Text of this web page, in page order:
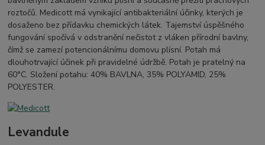
roztočů. Medicott má vynikající antibakteriální účinky, kterých je
dosaženo bez přídavku chemických látek. Tajemství úspěšného
fungování spočívá v odstranění nečistot z vláken přírodní bavlny,
čímž se zamezí potencionálnímu domovu plísní. Potah má
dlouhotrvající účinek při pravidelné údržbě. Potah je pratelný na
60°C. Složení potahu: 40% BAVLNA, 35% POLYAMID, 25%
POLYESTER.
Levandule